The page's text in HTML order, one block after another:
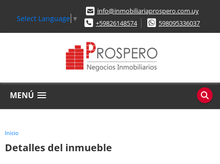
Select Language ▼
info@inmobiliariaprospero.com.uy
+59826148574
598095336037
MENÚ
Inicio
Detalles del inmueble